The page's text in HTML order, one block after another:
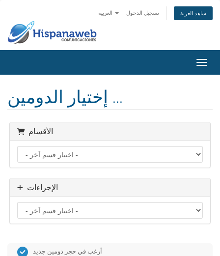
تسجيل الدخول شاهد العربة
إختيار الدومين ...
الأقسام
الإجراءات
أرغب في حجز دومين جديد